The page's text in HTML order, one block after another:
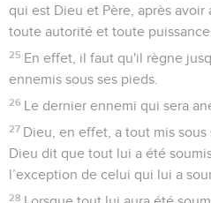
qui est Dieu et Père, après avoir
toute autorité et toute puissance.
25 En effet, il faut qu'il règne
ennemis sous ses pieds.
26 Le dernier ennemi qui sera
27 Dieu, en effet, a tout mis sous
Dieu dit que tout lui a été
l’exception de celui qui lui a
28